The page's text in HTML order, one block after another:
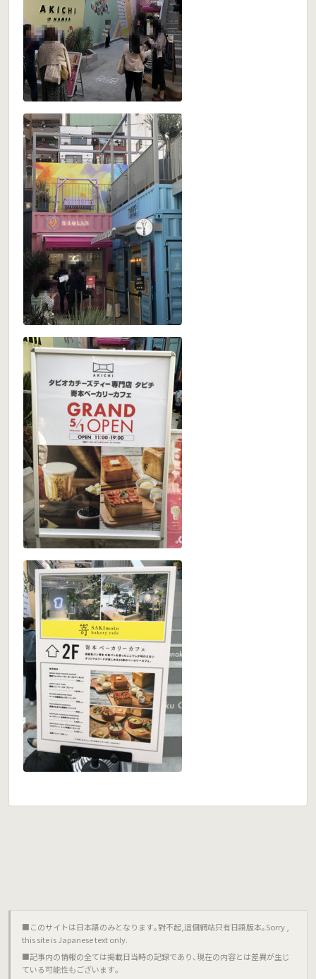
■このサイトは日本語のみとなります｡對不起,這個網站只有日語版本｡Sorry ,
this site is Japanese text only.
■記事内の情報の全ては掲載日当時の記録であり､現在の内容とは差異が生じ
ている可能性もございます｡